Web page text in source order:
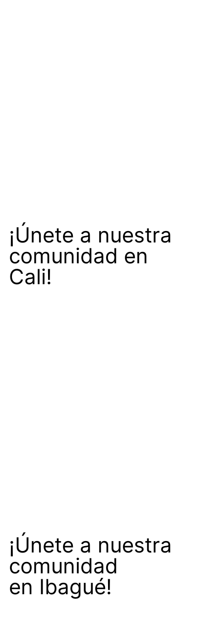
¡Únete a nuestra
comunidad en
Cali!
¡Únete a nuestra
comunidad
en Ibagué!